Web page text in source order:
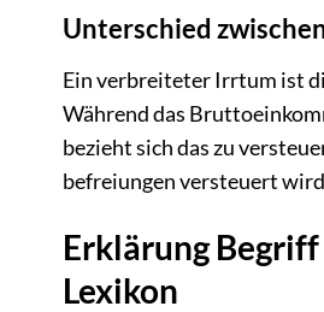
Unterschied
Ein verbreiteter Irrtum ist
Während das
bezieht sich das zu
befreiungen versteuert
Erklärung Begriff
Lexikon